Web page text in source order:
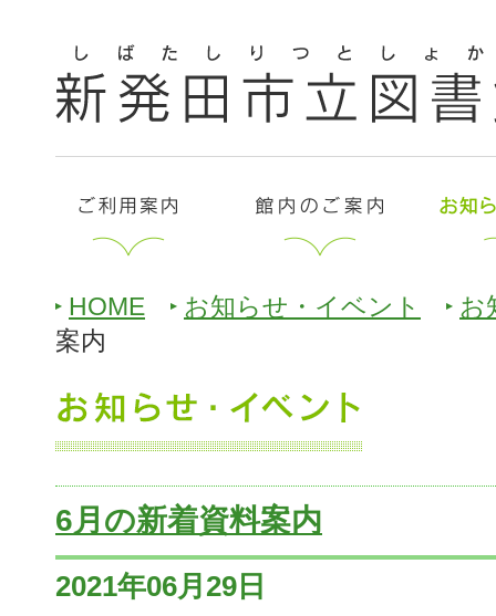
HOME お知らせ・イベント
お
案内
6月の新着資料案内
2021年06月29日